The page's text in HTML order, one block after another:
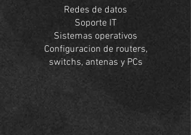
Redes de datos
Soporte IT
Sistemas operativos
Configuracion de routers,
switchs, antenas y PCs